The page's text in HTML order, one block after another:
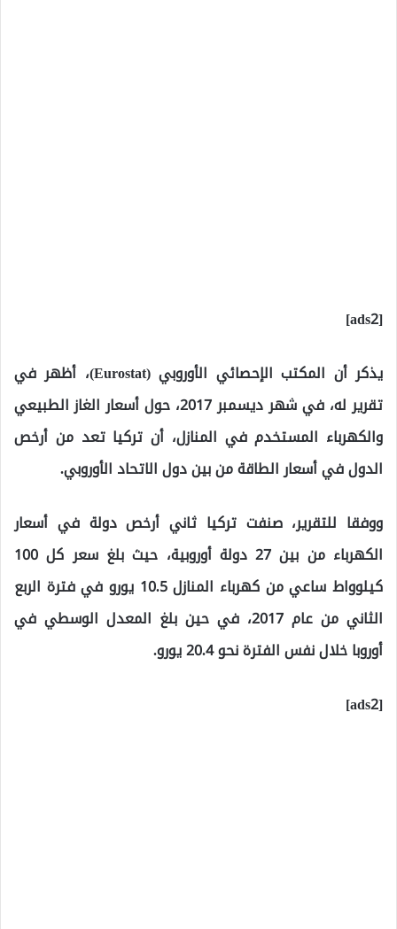
[ads2]
يذكر أن المكتب الإحصائي الأوروبي (Eurostat)، أظهر في
تقرير له، في شهر ديسمبر 2017، حول أسعار الغاز الطبيعي
والكهرباء المستخدم في المنازل، أن تركيا تعد من أرخص
الدول في أسعار الطاقة من بين دول الاتحاد الأوروبي.
ووفقا للتقرير، صنفت تركيا ثاني أرخص دولة في أسعار
الكهرباء من بين 27 دولة أوروبية، حيث بلغ سعر كل 100
كيلوواط ساعي من كهرباء المنازل 10.5 يورو في فترة الربع
الثاني من عام 2017، في حين بلغ المعدل الوسطي في
أوروبا خلال نفس الفترة نحو 20.4 يورو.
[ads2]